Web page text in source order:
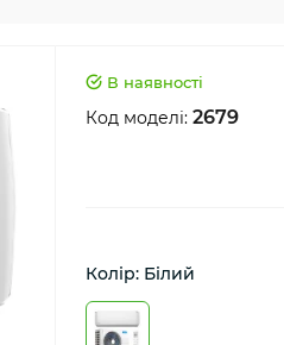
В наявності
Код моделі: 2679
Колір: Білий